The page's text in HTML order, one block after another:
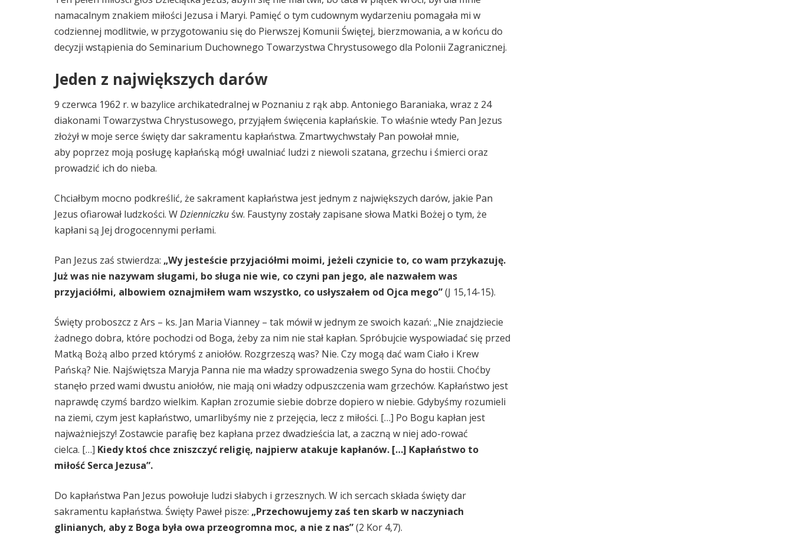
namacalnym znakiem miłości Jezusa i Maryi. Pamięć o tym cudownym wydarzeniu pomagała mi w
codziennej modlitwie, w przygotowaniu się do Pierwszej Komunii Świętej, bierzmowania, a w końcu do
decyzji wstąpienia do Seminarium Duchownego Towarzystwa Chrystusowego dla Polonii Zagranicznej.
Jeden z największych darów
9 czerwca 1962 r. w bazylice archikatedralnej w Poznaniu z rąk abp. Antoniego Baraniaka, wraz z 24
diakonami Towarzystwa Chrystusowego, przyjąłem święcenia kapłańskie. To właśnie wtedy Pan Jezus
złożył w moje serce święty dar sakramentu kapłaństwa. Zmartwychwstały Pan powołał mnie,
aby poprzez moją posługę kapłańską mógł uwalniać ludzi z niewoli szatana, grzechu i śmierci oraz
prowadzić ich do nieba.
Chciałbym mocno podkreślić, że sakrament kapłaństwa jest jednym z największych darów, jakie Pan
Jezus ofiarował ludzkości. WDzienniczkuśw. Faustyny zostały zapisane słowa Matki Bożej o tym, że
kapłani są Jej drogocennymi perłami.
Pan Jezus zaś stwierdza: „Wy jesteście przyjaciółmi moimi, jeżeli czynicie to, co wam przykazuję.
Już was nie nazywam sługami, bo sługa nie wie, co czyni pan jego, ale nazwałem was
przyjaciółmi, albowiem oznajmiłem wam wszystko, co usłyszałem od Ojca mego”(J 15,14-15).
Święty proboszcz z Ars – ks. Jan Maria Vianney – tak mówił w jednym ze swoich kazań: „Nie znajdziecie
żadnego dobra, które pochodzi od Boga, żeby za nim nie stał kapłan. Spróbujcie wyspowiadać się przed
Matką Bożą albo przed którymś z aniołów. Rozgrzeszą was? Nie. Czy mogą dać wam Ciało i Krew
Pańską? Nie. Najświętsza Maryja Panna nie ma władzy sprowadzenia swego Syna do hostii. Choćby
stanęło przed wami dwustu aniołów, nie mają oni władzy odpuszczenia wam grzechów. Kapłaństwo jest
naprawdę czymś bardzo wielkim. Kapłan zrozumie siebie dobrze dopiero w niebie. Gdybyśmy rozumieli
na ziemi, czym jest kapłaństwo, umarlibyśmy nie z przejęcia, lecz z miłości. […] Po Bogu kapłan jest
najważniejszy! Zostawcie parafię bez kapłana przez dwadzieścia lat, a zaczną w niej ado-rować
cielca. […] Kiedy ktoś chce zniszczyć religię, najpierw atakuje kapłanów. […] Kapłaństwo to
miłość Serca Jezusa”.
Do kapłaństwa Pan Jezus powołuje ludzi słabych i grzesznych. W ich sercach składa święty dar
sakramentu kapłaństwa. Święty Paweł pisze: „Przechowujemy zaś ten skarb w naczyniach
glinianych, aby z Boga była owa przeogromna moc, a nie z nas”(2 Kor 4,7).